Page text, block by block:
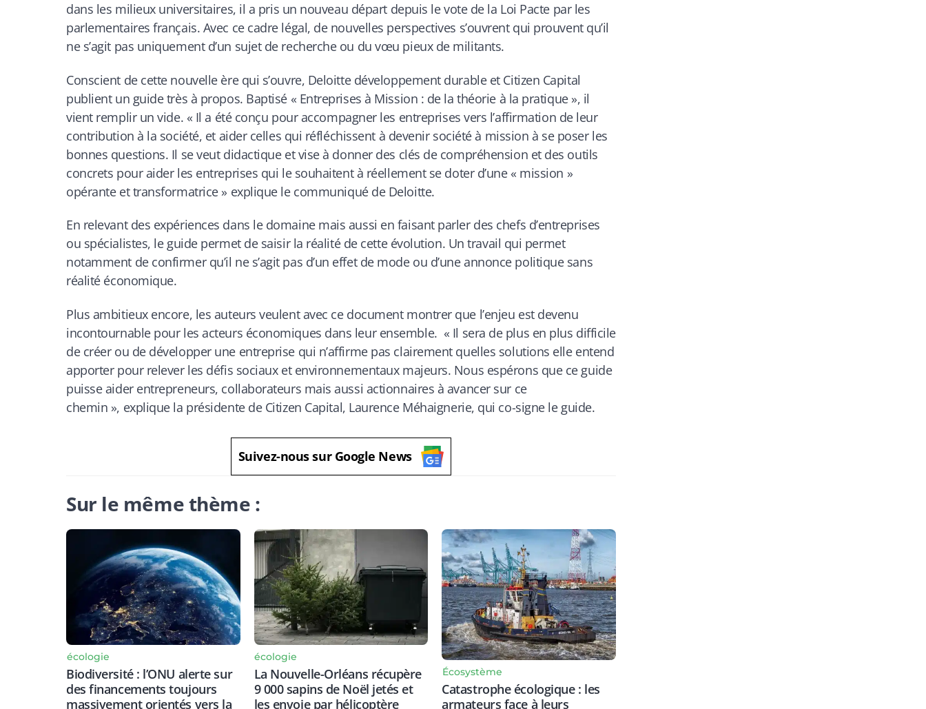
dans les milieux universitaires, il a pris un nouveau départ depuis le vote de la Loi Pacte par les
parlementaires français. Avec ce cadre légal, de nouvelles perspectives s’ouvrent qui prouvent qu’il
ne s’agit pas uniquement d’un sujet de recherche ou du vœu pieux de militants.
Conscient de cette nouvelle ère qui s’ouvre, Deloitte développement durable et Citizen Capital
publient un guide très à propos. Baptisé « Entreprises à Mission : de la théorie à la pratique », il
vient remplir un vide. « Il a été conçu pour accompagner les entreprises vers l’affirmation de leur
contribution à la société, et aider celles qui réfléchissent à devenir société à mission à se poser les
bonnes questions. Il se veut didactique et vise à donner des clés de compréhension et des outils
concrets pour aider les entreprises qui le souhaitent à réellement se doter d’une « mission »
opérante et transformatrice» explique le communiqué de Deloitte.
En relevant des expériences dans le domaine mais aussi en faisant parler des chefs d’entreprises
ou spécialistes, le guide permet de saisir la réalité de cette évolution. Un travail qui permet
notamment de confirmer qu’il ne s’agit pas d’un effet de mode ou d’une annonce politique sans
réalité économique.
Plus ambitieux encore, les auteurs veulent avec ce document montrer que l’enjeu est devenu
incontournable pour les acteurs économiques dans leur ensemble. « Il sera de plus en plus difficile
de créer ou de développer une entreprise qui n’affirme pas clairement quelles solutions elle entend
apporter pour relever les défis sociaux et environnementaux majeurs. Nous espérons que ce guide
puisse aider entrepreneurs, collaborateurs mais aussi actionnaires à avancer sur ce
chemin », explique la présidente de Citizen Capital, Laurence Méhaignerie, qui co-signe le guide.
Suivez-nous sur Google News
Sur le même thème :
écologie
Biodiversité : l’ONU alerte sur
des financements toujours
massivement orientés vers la
écologie
La Nouvelle-Orléans récupère
9 000 sapins de Noël jetés et
les envoie par hélicoptère
Écosystème
Catastrophe écologique : les
armateurs face à leurs